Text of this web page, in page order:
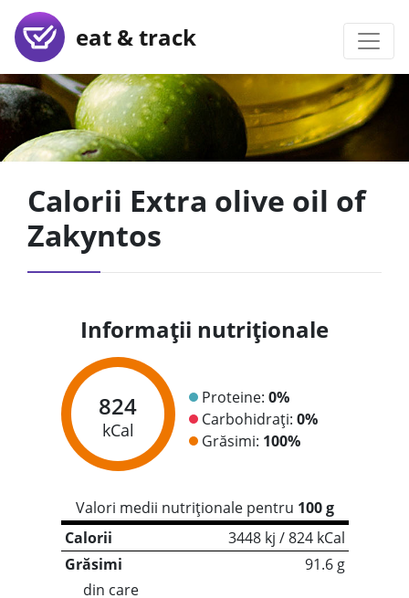
eat & track
Calorii Extra olive oil of
Zakyntos
Informații nutriționale
824
kCal
Proteine: 0%
Carbohidrați: 0%
Grăsimi: 100%
Valori medii nutriționale pentru 100 g
Calorii
3448 kj / 824 kCal
Grăsimi
91.6 g
din care